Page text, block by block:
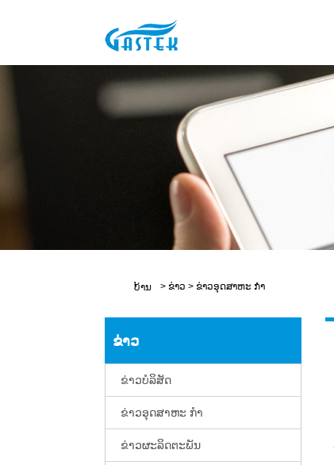
ບ້ານ > ຂ່າວ > ຂ່າວອຸດສາຫະ ກຳ
ຂ່າວ
ຂ່າວບໍລິສັດ
ຂ່າວອຸດສາຫະ ກຳ
ຂ່າວຜະລິດຕະພັນ